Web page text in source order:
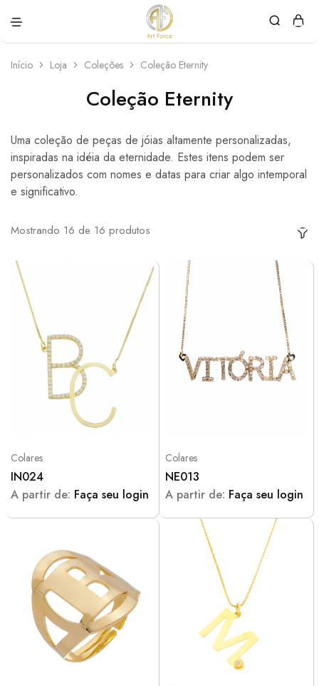
Force
personalizadas
Início Loja Coleções Coleção Eternity
Coleção Eternity
Uma coleção de peças de jóias altamente personalizadas,
inspiradas na idéia da eternidade. Estes itens podem ser
personalizados com nomes e datas para criar algo intemporal
e significativo.
Mostrando 16 de 16 produtos
Colares
IN024
A partir de: Faça seu login
Colares
NE013
A partir de: Faça seu login